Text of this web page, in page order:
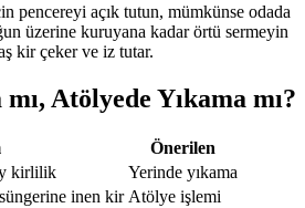
pencereyi açık tutun, mümkünse odada
üzerine kuruyana kadar örtü sermeyin
kir çeker ve iz tutar.
Atölyede Yıkama mı?
Önerilen
kirlilik
Yerinde yıkama
inen kir Atölye işlemi